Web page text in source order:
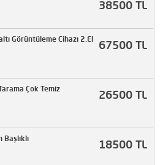
38500 TL
Görüntüleme Cihazı 2.El
67500 TL
Çok Temiz
26500 TL
18500 TL